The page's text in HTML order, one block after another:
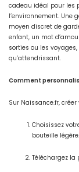
cadeau idéal pour les
l’environnement. Une
moyen discret de
enfant, un mot
sorties ou les
qu’attendrissant.
Comment
Sur Naissance.fr,
Choisissez
bouteille légère.
Téléchargez la